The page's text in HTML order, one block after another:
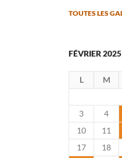
TOUTES LES
FÉVRIER 2025
L M
3
4
10
11
17
18